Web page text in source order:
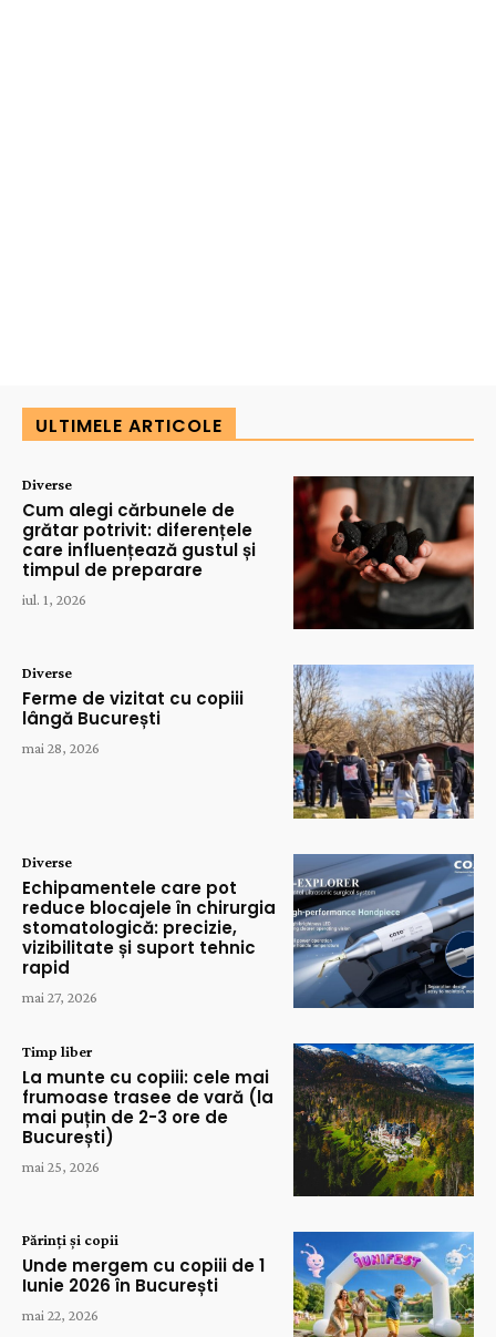
ULTIMELE ARTICOLE
Diverse
Cum alegi cărbunele de
grătar potrivit: diferențele
care influențează gustul și
timpul de preparare
iul. 1, 2026
Diverse
Ferme de vizitat cu copiii
lângă București
mai 28, 2026
Diverse
Echipamentele care pot
reduce blocajele în chirurgia
stomatologică: precizie,
vizibilitate și suport tehnic
rapid
mai 27, 2026
Timp liber
La munte cu copiii: cele mai
frumoase trasee de vară (la
mai puțin de 2-3 ore de
București)
mai 25, 2026
Părinți și copii
Unde mergem cu copiii de 1
Iunie 2026 în București
mai 22, 2026